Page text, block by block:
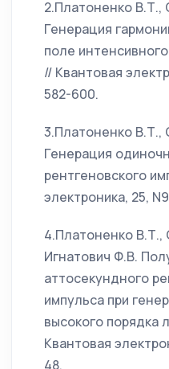
2.Платоненко В.Т.,
Генерация
поле
// Квантовая
582-600.
3.Платоненко В.Т.,
Генерация
рентгеновского
электроника, 25,
4.Платоненко В.Т.,
Игнатович Ф.В.
аттосекундного
импульса при
высокого порядка
Квантовая
48.